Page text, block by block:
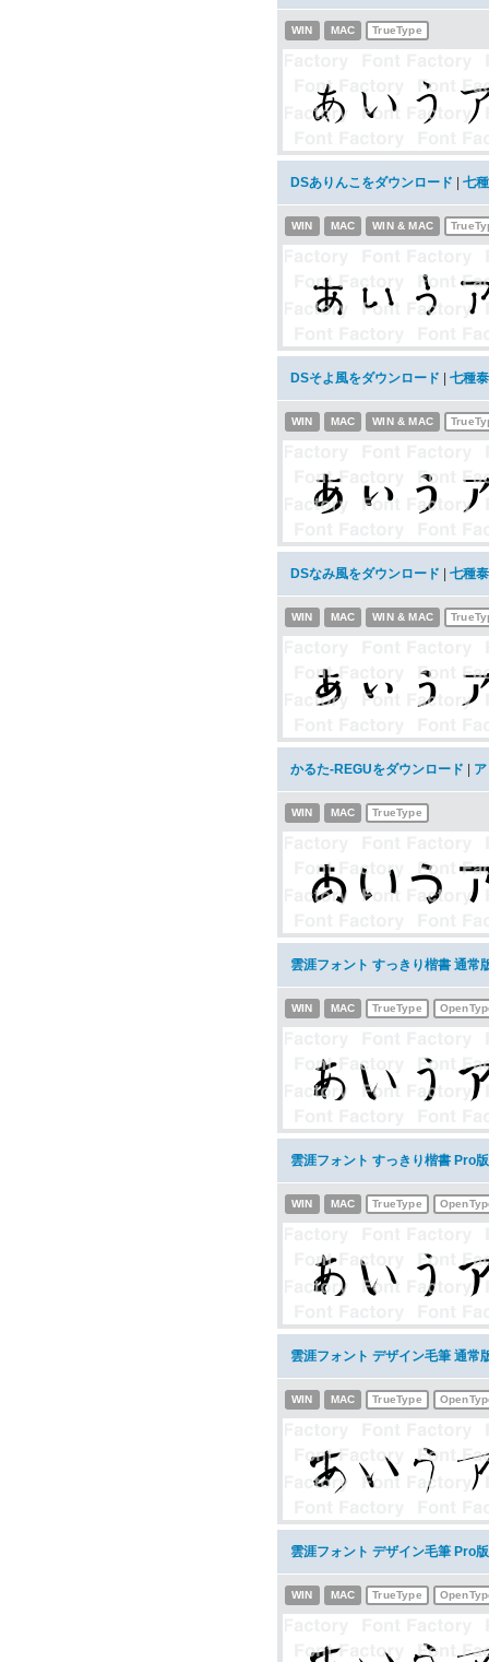
WIN MAC TrueType
DSありんこをダウンロード 七
WIN MAC WIN & MAC
DSそよ風をダウンロード 七種
WIN MAC WIN & MAC
DSなみ風をダウンロード 七種
WIN MAC WIN & MAC
かるた-REGUをダウンロード
WIN MAC TrueType
雲涯フォント すっきり楷書 通常
WIN MAC TrueType
雲涯フォント すっきり楷書 Pro
WIN MAC TrueType
雲涯フォント デザイン毛筆 通常
WIN MAC TrueType
雲涯フォント デザイン毛筆 Pro
WIN MAC TrueType